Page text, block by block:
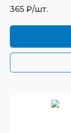
365 ₽/шт.